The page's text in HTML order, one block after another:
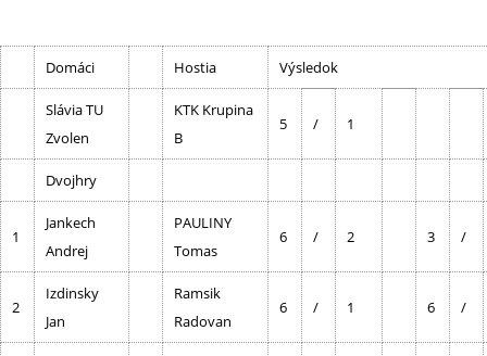
Domáci Hostia Výsledok
Slávia TU
Zvolen
KTK Krupina
B
5 / 1
Dvojhry
1
Jankech
Andrej
PAULINY
Tomas
6 / 2 3 /
2
Izdinsky
Jan
Ramsik
Radovan
6 / 1 6 /